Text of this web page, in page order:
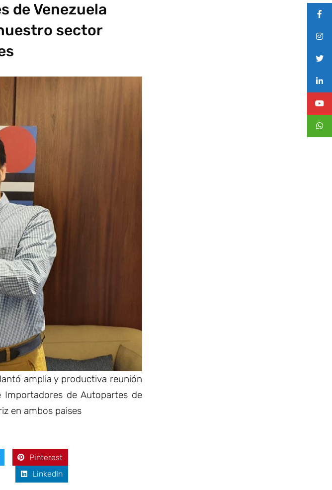
de Venezuela
sector
amplia y productiva reunión
Importadores de Autopartes de
en ambos paises
Pinterest
LinkedIn